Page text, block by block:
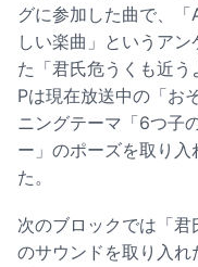
グに参加した曲で、
しい楽曲」というア
た「君氏危うくも近
Pは現在放送中の「お
ニングテーマ「6つ子
ー」のポーズを取り
た。
次のブロックでは「
のサウンドを取り入